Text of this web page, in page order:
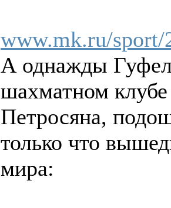
www.mk.ru/sport/
А однажды
шахматном
Петросяна,
только что
мира: